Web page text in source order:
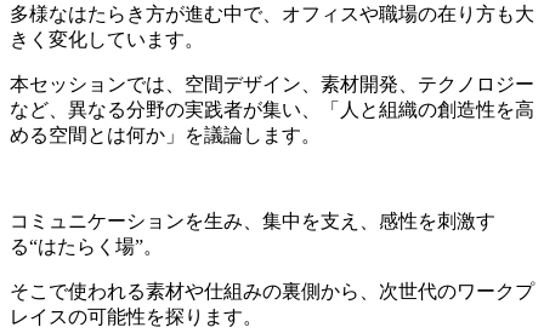
多様なはたらき方が進む中で、オフィスや職場の在り方も大
きく変化しています。
本セッションでは、空間デザイン、素材開発、テクノロジー
など、異なる分野の実践者が集い、「人と組織の創造性を高
める空間とは何か」を議論します。
コミュニケーションを生み、集中を支え、感性を刺激す
る“はたらく場”。
そこで使われる素材や仕組みの裏側から、次世代のワークプ
レイスの可能性を探ります。